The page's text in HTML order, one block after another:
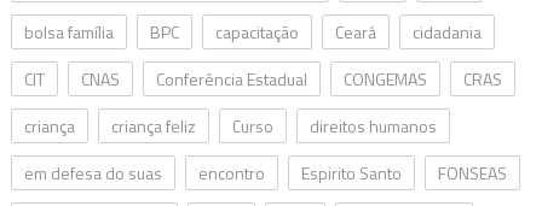
bolsa família
BPC capacitação Ceará
cidadania
CIT
CNAS Conferência Estadual CONGEMAS
CRAS
criança
criança feliz Curso
direitos humanos
em defesa do suas
encontro Espirito Santo
FONSEAS